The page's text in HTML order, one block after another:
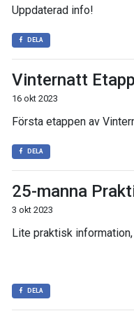
Uppdaterad info!
DELA
Vinternatt
16 okt 2023
Första etappen av
DELA
25-manna
3 okt 2023
Lite praktisk information,
DELA